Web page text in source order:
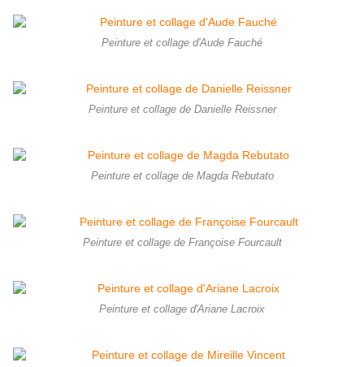
Peinture et collage d'Aude Fauché
Peinture et collage de Danielle Reissner
Peinture et collage de Magda Rebutato
Peinture et collage de Françoise Fourcault
Peinture et collage d'Ariane Lacroix